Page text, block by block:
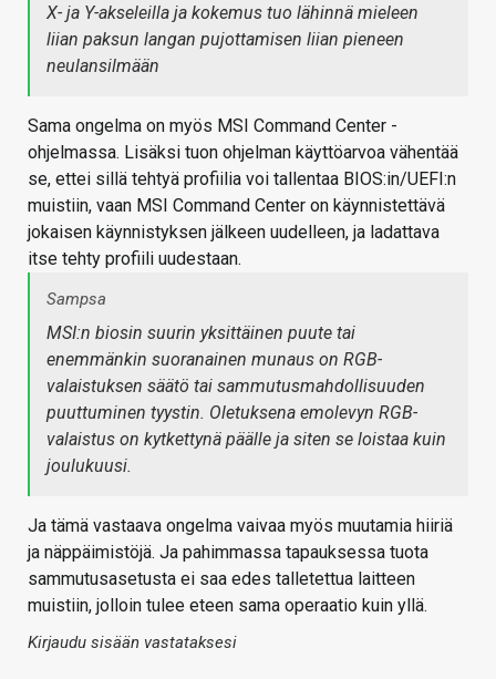
X- ja Y-akseleilla ja kokemus tuo lähinnä mieleen
liian paksun langan pujottamisen liian pieneen
neulansilmään
Sama ongelma on myös MSI Command Center -
ohjelmassa. Lisäksi tuon ohjelman käyttöarvoa vähentää
se, ettei sillä tehtyä profiilia voi tallentaa BIOS:in/UEFI:n
muistiin, vaan MSI Command Center on käynnistettävä
jokaisen käynnistyksen jälkeen uudelleen, ja ladattava
itse tehty profiili uudestaan.
Sampsa
MSI:n biosin suurin yksittäinen puute tai
enemmänkin suoranainen munaus on RGB-
valaistuksen säätö tai sammutusmahdollisuuden
puuttuminen tyystin. Oletuksena emolevyn RGB-
valaistus on kytkettynä päälle ja siten se loistaa kuin
joulukuusi.
Ja tämä vastaava ongelma vaivaa myös muutamia hiiriä
ja näppäimistöjä. Ja pahimmassa tapauksessa tuota
sammutusasetusta ei saa edes talletettua laitteen
muistiin, jolloin tulee eteen sama operaatio kuin yllä.
Kirjaudu sisään vastataksesi